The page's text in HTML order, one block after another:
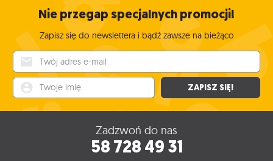
Nie przegap specjalnych promocji!
Zapisz się do newslettera i bądź zawsze na bieżąco
ZAPISZ SIĘ!
Zadzwoń do nas
58 728 49 31